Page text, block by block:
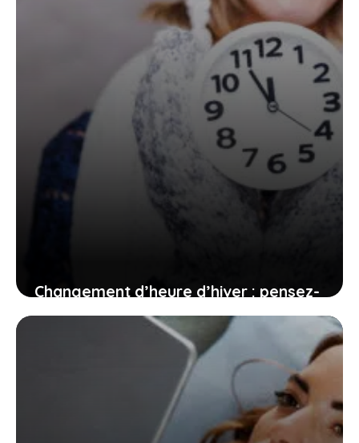
Changement d’heure d’hiver : pensez-
y dès maintenant